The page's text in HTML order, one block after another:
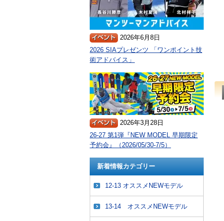
2026年6月8日
2026 SIAプレゼンツ 「ワンポイント技
術アドバイス」
2026年3月28日
26-27 第1弾『NEW MODEL 早期限定
予約会』（2026/05/30-7/5）
新着情報カテゴリー
12-13 オススメNEWモデル
13-14 オススメNEWモデル